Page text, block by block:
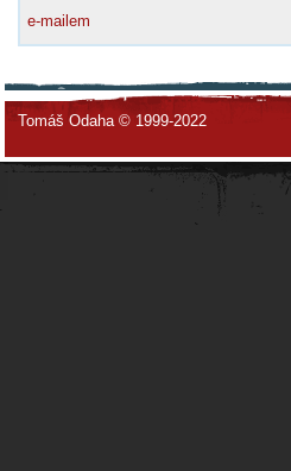
e-mailem
Tomáš Odaha © 1999-2022